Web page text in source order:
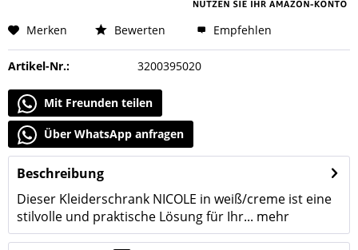
Merken Bewerten Empfehlen
Artikel-Nr.: 3200395020
Mit Freunden teilen
Über WhatsApp anfragen
Beschreibung
Dieser Kleiderschrank NICOLE in weiß/creme ist eine
stilvolle und praktische Lösung für Ihr... mehr